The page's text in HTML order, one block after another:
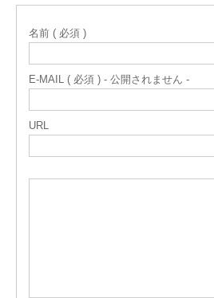
名前 ( 必須 )
E-MAIL ( 必須 ) - 公開されません -
URL